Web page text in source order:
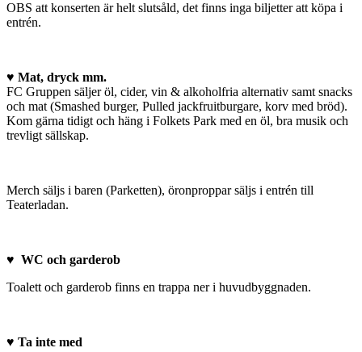
OBS att konserten är helt slutsåld, det finns inga biljetter att köpa i
entrén.
♥ Mat, dryck mm.
FC Gruppen säljer öl, cider, vin & alkoholfria alternativ samt snacks
och mat (Smashed burger, Pulled jackfruitburgare, korv med bröd).
Kom gärna tidigt och häng i Folkets Park med en öl, bra musik och
trevligt sällskap.
Merch säljs i baren (Parketten), öronproppar säljs i entrén till
Teaterladan.
♥ WC och garderob
Toalett och garderob finns en trappa ner i huvudbyggnaden.
♥ Ta inte med